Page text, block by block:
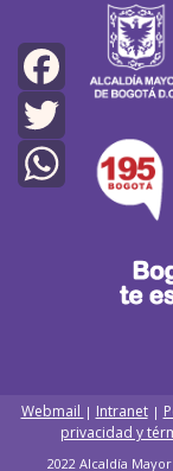
Facebook
Twitter
Webmail | Intranet|
privacidad y
2022 Alcaldía